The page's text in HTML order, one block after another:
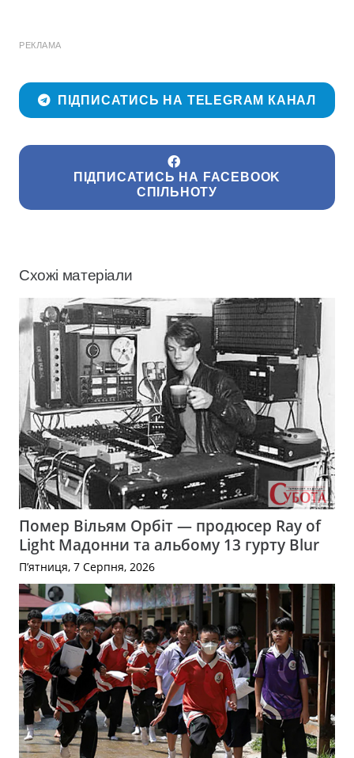
РЕКЛАМА
ПІДПИСАТИСЬ НА TELEGRAM КАНАЛ
ПІДПИСАТИСЬ НА FACEBOOK
СПІЛЬНОТУ
Схожі матеріали
Помер Вільям Орбіт — продюсер Ray of
Light Мадонни та альбому 13 гурту Blur
П’ятниця, 7 Серпня, 2026